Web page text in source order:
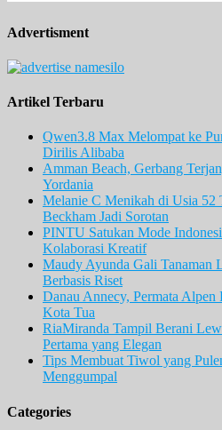
Advertisment
Artikel Terbaru
Qwen3.8 Max Melompat ke
Dirilis Alibaba
Amman Beach, Gerbang
Yordania
Melanie C Menikah di Usia 52
Beckham Jadi Sorotan
PINTU Satukan Mode
Kolaborasi Kreatif
Maudy Ayunda Gali Tanaman
Berbasis Riset
Danau Annecy, Permata Alpen
Kota Tua
RiaMiranda Tampil Berani
Pertama yang Elegan
Tips Membuat Tiwol yang
Menggumpal
Categories